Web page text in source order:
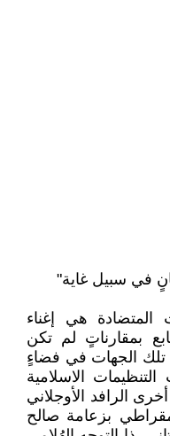
في سبيل غاية"
هي إغناء
بمقارناتٍ لم تكن
تلك الجهات في فضاءٍ
الاسلامية
الرافد الأوجلاني
بزعامة صالح